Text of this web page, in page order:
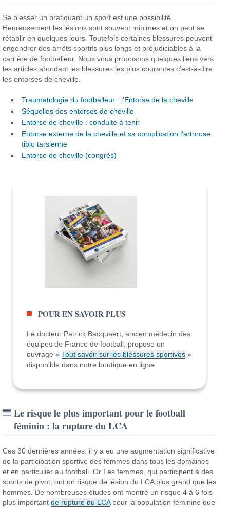
Se blesser un pratiquant un sport est une possibilité.
Heureusement les lésions sont souvent minimes et on peut se
rétablir en quelques jours. Toutefois certaines blessures peuvent
engendrer des arrêts sportifs plus longs et préjudiciables à la
carrière de footballeur. Nous vous proposons quelques liens vers
les articles abordant les blessures les plus courantes c’est-à-dire
les entorses de cheville.
Traumatologie du footballeur : l’Entorse de la cheville
Séquelles des entorses de cheville
Entorse de cheville : conduite à tenir
Entorse externe de la cheville et sa complication l’arthrose
tibio tarsienne
Entorse de cheville (congrès)
POUR EN SAVOIR PLUS
Le docteur Patrick Bacquaert, ancien médecin des
équipes de France de football, propose un
ouvrage «Tout savoir sur les blessures sportives »
disponible dans notre boutique en ligne.
Le risque le plus important pour le football
féminin : la rupture du LCA
Ces 30 dernières années, il y a eu une augmentation significative
de la participation sportive des femmes dans tous les domaines
et en particulier au football .Or Les femmes, qui participent à des
sports de pivot, ont un risque de lésion du LCA plus grand que les
hommes. De nombreuses études ont montré un risque 4 à 6 fois
plus importantde rupture du LCApour la population féminine que